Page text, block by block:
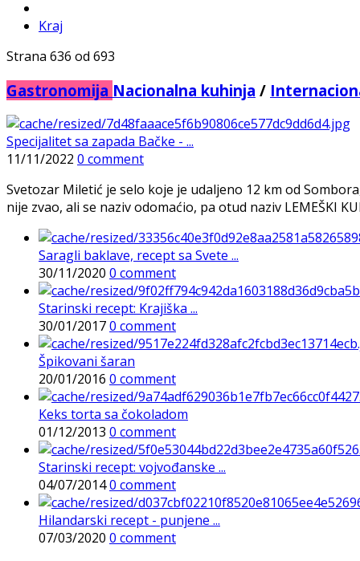
Kraj
Strana 636 od 693
Gastronomija Nacionalna kuhinja /
Specijalitet sa zapada Bačke - ...
11/11/2022 0 comment
Svetozar Miletić je selo koje je udaljeno 12 km od
nije zvao, ali se naziv odomaćio, pa otud naziv LEMEŠKI
Saragli baklave, recept sa Svete ...
30/11/2020 0 comment
Starinski recept: Krajiška ...
30/01/20170 comment
Špikovani šaran
20/01/2016 0 comment
Keks torta sa čokoladom
01/12/2013 0 comment
Starinski recept: vojvođanske ...
04/07/20140 comment
Hilandarski recept - punjene ...
07/03/2020 0 comment